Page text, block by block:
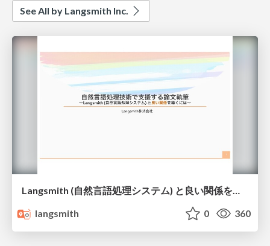
See All by Langsmith Inc.
Langsmith (自然言語処理システム) と良い関係を築くには
langsmith
0 360